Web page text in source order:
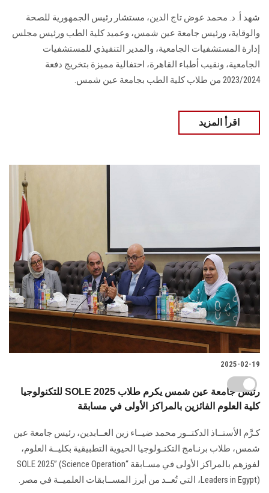
شهد أ. د. محمد عوض تاج الدين، مستشار رئيس الجمهورية للصحة
والوقاية، ورئيس جامعة عين شمس، وعميد كلية الطب ورئيس مجلس
إدارة المستشفيات الجامعية، والمدير التنفيذي للمستشفيات
الجامعية، ونقيب أطباء القاهرة، احتفالية مميزة بتخريج دفعة
2023/2024 من طلاب كلية الطب بجامعة عين شمس.
اقرأ المزيد
2025-02-19
للتكنولوجيا SOLE 2025 رئيس جامعة عين شمس يكرم طلاب
كلية العلوم الفائزين بالمراكز الأولى في مسابقة
كـرَّم الأستــاذ الدكتــور محمد ضيــاء زين العــابدين، رئيس جامعة عين
شمس، طلاب برنـامج التكنـولوجيا الحيوية التطبيقية بكليــة العلوم،
لفوزهم بالمراكز الأولى في مسـابقة “SOLE 2025” (Science Operation
Leaders in Egypt)، التي تُعــد من أبرز المســابقات العلميــة في مصر.